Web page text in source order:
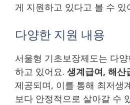
게 지원하고 있다고 볼 수 있
다양한 지원 내용
서울형 기초보장제도는 다
하고 있어요. 생계급여, 해산
제공되며, 이를 통해 최저생
보다 안정적으로 살아갈 수